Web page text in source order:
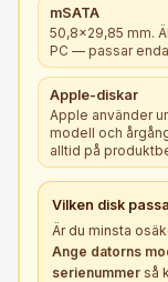
mSATA
50,8×29,85 mm.
PC — passar
Apple-diskar
Apple använder
modell och
alltid på
Vilken disk
Är du minsta
Ange datorns
serienummer så